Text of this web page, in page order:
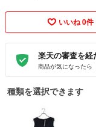
いいね 0件
楽天の審査を
商品が気になったら
種類を選択できます